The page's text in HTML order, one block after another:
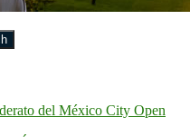
del México City Open